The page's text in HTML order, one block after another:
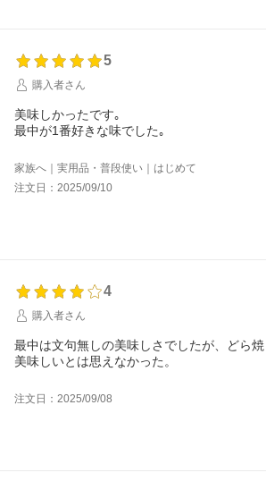
5
購入者さん
美味しかったです｡
最中が1番好きな味でした｡
家族へ｜実用品・普段使い｜はじめて
注文日：2025/09/10
4
購入者さん
最中は文句無しの美味しさでしたが、どら
美味しいとは思えなかった。
注文日：2025/09/08